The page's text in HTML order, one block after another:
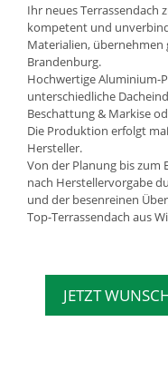
Ihr neues Terrassendach
kompetent und
Materialien, übernehmen
Brandenburg.
Hochwertige Aluminium-
unterschiedliche
Beschattung & Markise
Die Produktion erfolgt
Hersteller.
Von der Planung bis zum
nach Herstellervorgabe
und der besenreinen
Top-Terrassendach aus
JETZT